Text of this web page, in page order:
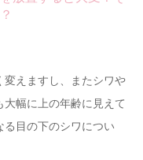
変えますし、またシワや
幅に上の年齢に見えて
る目の下のシワについ